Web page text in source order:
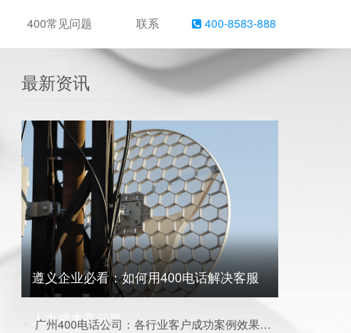
400常见问题 联系 400-8583-888
最新资讯
遵义企业必看：如何用400电话解决客服
人力成本高问题
广州400电话公司：各行业客户成功案例效果展示